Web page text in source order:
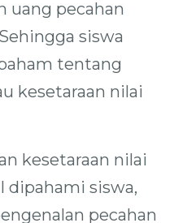
uang pecahan
siswa
tentang
kesetaraan nilai
kesetaraan nilai
dipahami siswa,
pecahan